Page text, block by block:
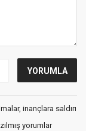
inançlara saldırı
yorumlar